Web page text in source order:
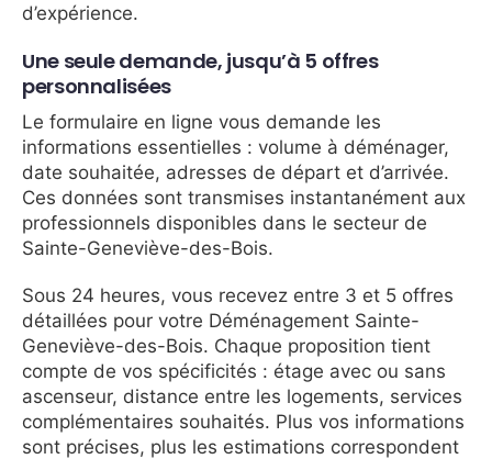
d’expérience.
Une seule demande, jusqu’à 5 offres
personnalisées
Le formulaire en ligne vous demande les
informations essentielles : volume à déménager,
date souhaitée, adresses de départ et d’arrivée.
Ces données sont transmises instantanément aux
professionnels disponibles dans le secteur de
Sainte-Geneviève-des-Bois.
Sous 24 heures, vous recevez entre 3 et 5 offres
détaillées pour votre Déménagement Sainte-
Geneviève-des-Bois. Chaque proposition tient
compte de vos spécificités : étage avec ou sans
ascenseur, distance entre les logements, services
complémentaires souhaités. Plus vos informations
sont précises, plus les estimations correspondent